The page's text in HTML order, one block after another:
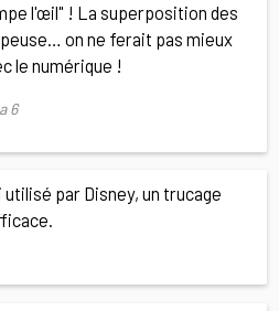
l'œil" ! La superposition des
on ne ferait pas mieux
le numérique !
6
par Disney, un trucage